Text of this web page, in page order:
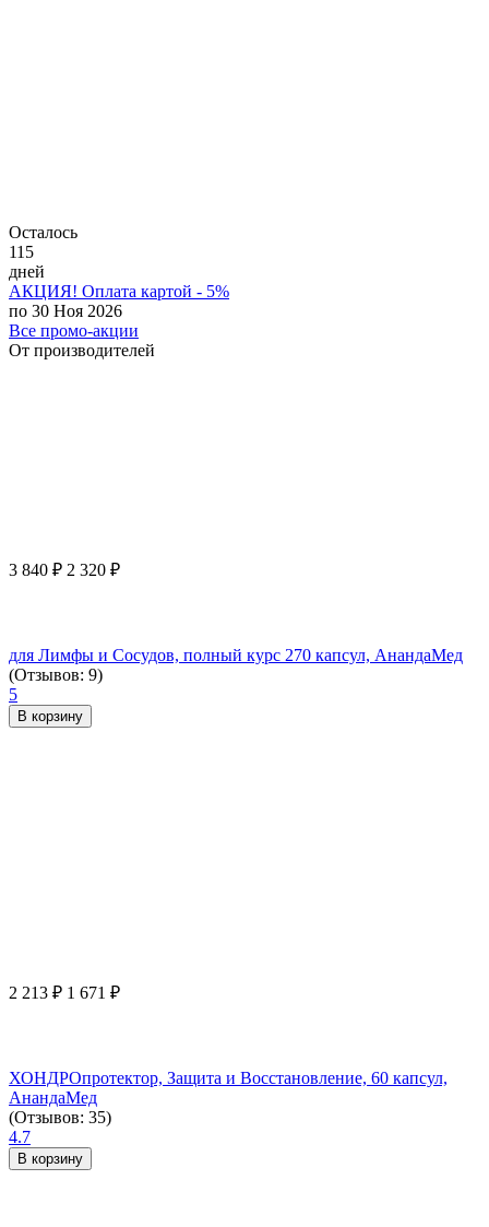
Осталось
115
дней
АКЦИЯ! Оплата картой - 5%
по 30 Ноя 2026
Все промо-акции
От производителей
3 840 ₽ 2 320 ₽
для Лимфы и Сосудов, полный курс 270 капсул, АнандаМед
(Отзывов: 9)
5
В корзину
2 213 ₽ 1 671 ₽
ХОНДРОпротектор, Защита и Восстановление, 60 капсул,
АнандаМед
(Отзывов: 35)
4.7
В корзину